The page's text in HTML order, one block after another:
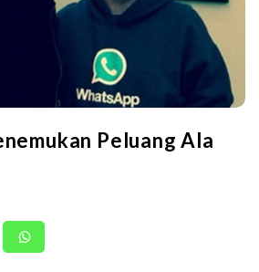
Peluang Ala